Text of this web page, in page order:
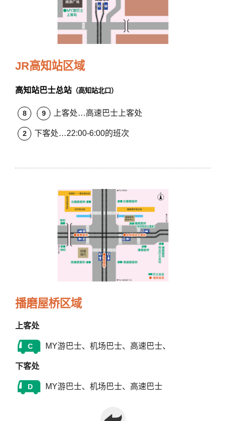
JR高知站区域
高知站巴士总站 （高知站北口）
8 9 上客处…高速巴士上客处
2 下客处…22:00-6:00的班次
播磨屋桥区域
上客处
C MY游巴士、机场巴士、高速巴士、
下客处
D MY游巴士、机场巴士、高速巴士